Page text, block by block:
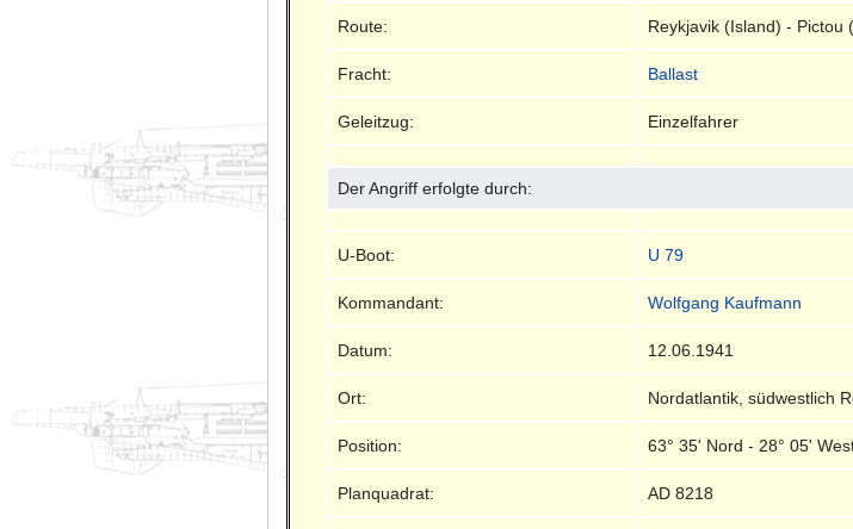
Route: Reykjavik (Island) - Pictou
Fracht: Ballast
Geleitzug: Einzelfahrer
Der Angriff erfolgte durch:
U-Boot: U 79
Kommandant: Wolfgang Kaufmann
Datum: 12.06.1941
Ort: Nordatlantik, südwestlich
Position: 63° 35' Nord - 28° 05'
Planquadrat: AD 8218